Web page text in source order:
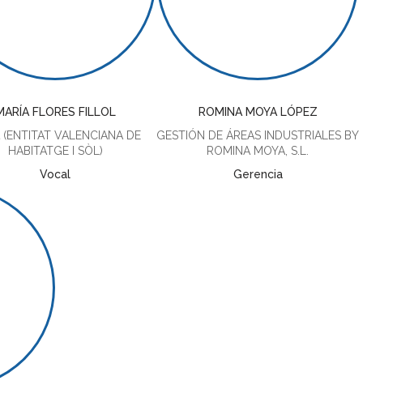
FLORES FILLOL
(ENTITAT VALENCIANA DE
HABITATGE I SÒL)
Vocal
ROMINA MOYA LÓPEZ
GESTIÓN DE ÁREAS INDUSTRIALES BY
ROMINA MOYA, S.L.
Gerencia